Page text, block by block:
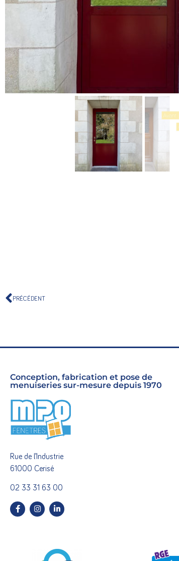
PRÉCÉDENT
Conception, fabrication et pose de
menuiseries sur-mesure depuis 1970
Rue de l’Industrie
61000 Cerisé
02 33 31 63 00